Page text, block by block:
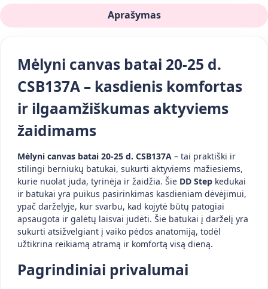
Aprašymas
Mėlyni canvas batai 20-25 d.
CSB137A – kasdienis komfortas
ir ilgaamžiškumas aktyviems
žaidimams
Mėlyni canvas batai 20-25 d. CSB137A – tai praktiški ir
stilingi berniukų batukai, sukurti aktyviems mažiesiems,
kurie nuolat juda, tyrinėja ir žaidžia. Šie DD Step kedukai
ir batukai yra puikus pasirinkimas kasdieniam dėvėjimui,
ypač darželyje, kur svarbu, kad kojytė būtų patogiai
apsaugota ir galėtų laisvai judėti. Šie batukai į darželį yra
sukurti atsižvelgiant į vaiko pėdos anatomiją, todėl
užtikrina reikiamą atramą ir komfortą visą dieną.
Pagrindiniai privalumai